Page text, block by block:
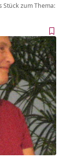
Stück zum Thema: